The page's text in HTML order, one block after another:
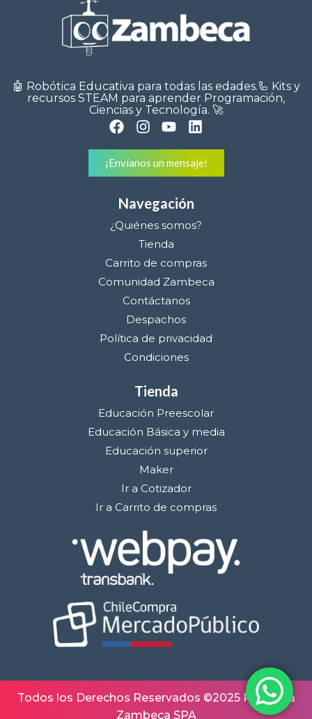
🤖 Robótica Educativa para todas las edades.🦾 Kits y
recursos STEAM para aprender Programación,
Ciencias y Tecnología. 🚀
¡Envíanos un mensaje!
Navegación
¿Quiénes somos?
Tienda
Carrito de compras
Comunidad Zambeca
Contáctanos
Despachos
Política de privacidad
Condiciones
Tienda
Educación Preescolar
Educación Básica y media
Educación superior
Maker
Ir a Cotizador
Ir a Carrito de compras
Todos los Derechos Reservados ©2025 Robótica
Zambeca SPA